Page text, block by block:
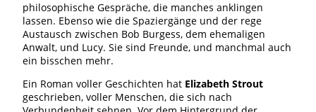
philosophische Gespräche, die manches anklingen
lassen. Ebenso wie die Spaziergänge und der rege
Austausch zwischen Bob Burgess, dem ehemaligen
Anwalt, und Lucy. Sie sind Freunde, und manchmal auch
ein bisschen mehr.
Ein Roman voller Geschichten hat Elizabeth Strout
geschrieben, voller Menschen, die sich nach